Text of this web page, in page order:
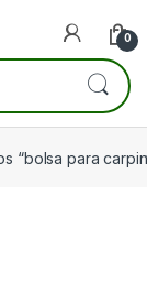
0
“bolsa para